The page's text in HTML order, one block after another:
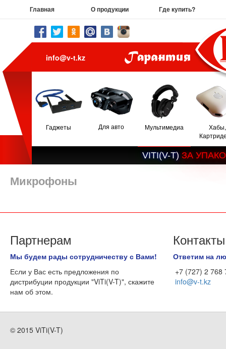
Главная О продукции Где купить?
info@v-t.kz
Гаджеты Для авто Мультимедиа
Хабы,
VITI(V-T) ЗА УПАКО
Микрофоны
Партнерам
Мы будем рады сотрудничеству с Вами!
Если у Вас есть предложения по
дистрибуции продукции "ViTi(V-T)", скажите
нам об этом.
Контакты
Ответим на
+7 (727) 2 768
info@v-t.kz
© 2015 ViTi(V-T)